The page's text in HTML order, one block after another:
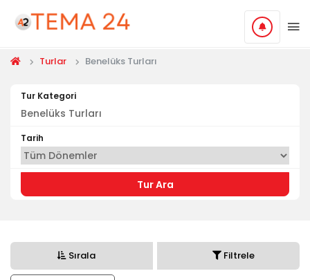
Turlar Benelüks Turları
Tur Kategori
Tarih
Tur Ara
Sırala Filtrele